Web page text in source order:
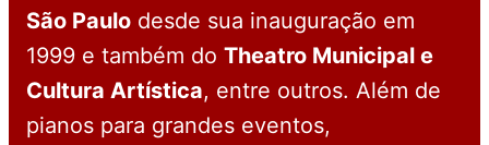
São Paulo desde sua inauguração em
1999 e também do Theatro Municipal e
Cultura Artística, entre outros. Além de
pianos para grandes eventos,